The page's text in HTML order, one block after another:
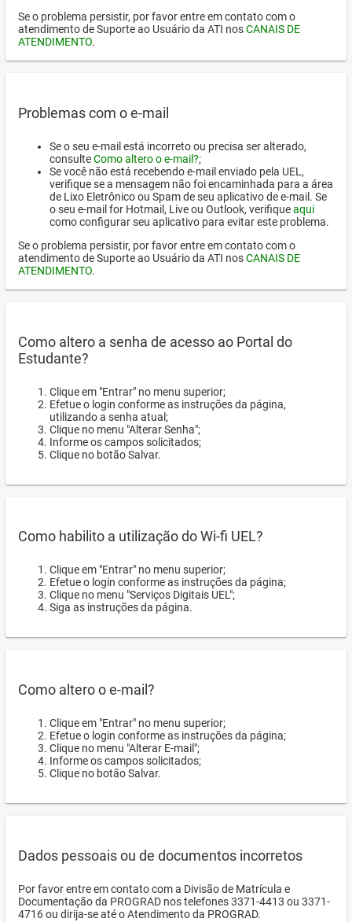
Se o problema persistir, por favor entre em contato com o
atendimento de Suporte ao Usuário da ATI nosCANAIS DE
ATENDIMENTO.
Problemas com o e-mail
Se o seu e-mail está incorreto ou precisa ser alterado,
consulteComo altero o e-mail?;
Se você não está recebendo e-mail enviado pela UEL,
verifique se a mensagem não foi encaminhada para a área
de Lixo Eletrônico ou Spam de seu aplicativo de e-mail. Se
o seu e-mail for Hotmail, Live ou Outlook, verifiqueaqui
como configurar seu aplicativo para evitar este problema.
Se o problema persistir, por favor entre em contato com o
atendimento de Suporte ao Usuário da ATI nosCANAIS DE
ATENDIMENTO.
Como altero a senha de acesso ao Portal do
Estudante?
Clique em "Entrar" no menu superior;
Efetue o login conforme as instruções da página,
utilizando a senha atual;
Clique no menu "Alterar Senha";
Informe os campos solicitados;
Clique no botão Salvar.
Como habilito a utilização do Wi-fi UEL?
Clique em "Entrar" no menu superior;
Efetue o login conforme as instruções da página;
Clique no menu "Serviços Digitais UEL";
Siga as instruções da página.
Como altero o e-mail?
Clique em "Entrar" no menu superior;
Efetue o login conforme as instruções da página;
Clique no menu "Alterar E-mail";
Informe os campos solicitados;
Clique no botão Salvar.
Dados pessoais ou de documentos incorretos
Por favor entre em contato com a Divisão de Matrícula e
Documentação da PROGRAD nos telefones 3371-4413 ou 3371-
4716 ou dirija-se até o Atendimento da PROGRAD.